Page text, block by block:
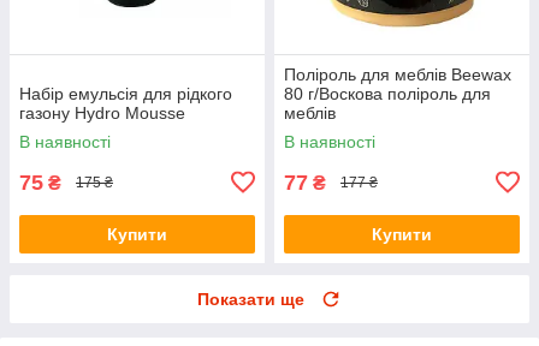
Набір емульсія для рідкого
газону Hydro Mousse
В наявності
75 ₴ 175 ₴
Купити
Поліроль для меблів Beewax
80 г/Воскова поліроль для
меблів
В наявності
77 ₴ 177 ₴
Купити
Показати ще